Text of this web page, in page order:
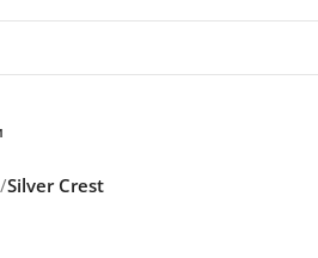
/Silver Crest